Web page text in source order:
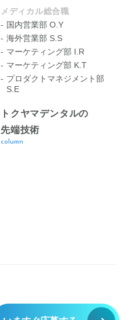
メディカル総合職
国内営業部 O.Y
海外営業部 S.S
マーケティング部 I.R
マーケティング部 K.T
プロダクトマネジメント部
S.E
トクヤマデンタルの
先端技術
column